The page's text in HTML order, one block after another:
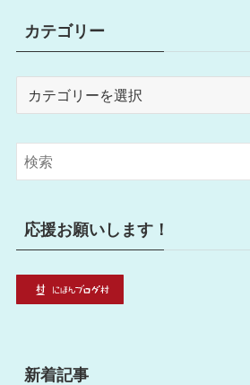
カテゴリー
リ
ー
応援お願いします！
新着記事